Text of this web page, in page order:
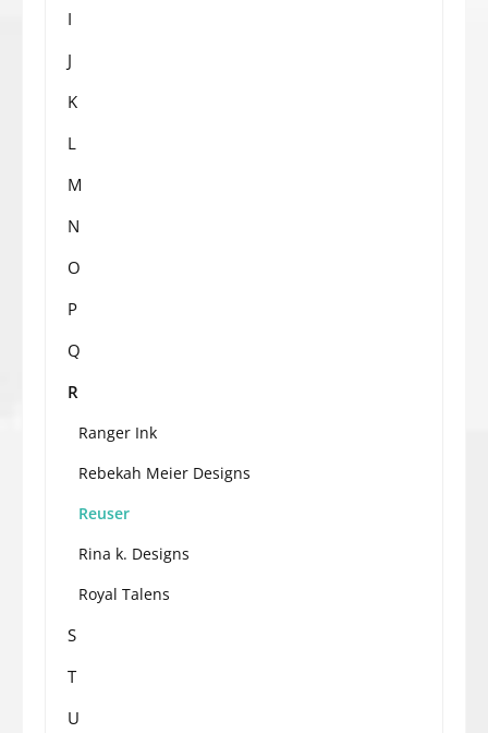
I
J
K
L
M
N
O
P
Q
R
Ranger Ink
Rebekah Meier Designs
Reuser
Rina k. Designs
Royal Talens
S
T
U